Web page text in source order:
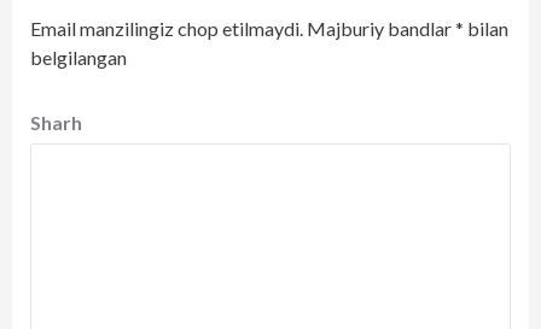
Email manzilingiz chop etilmaydi. Majburiy bandlar* bilan
belgilangan
Sharh